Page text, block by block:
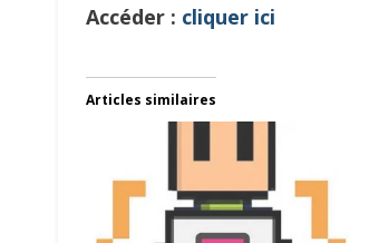
Accéder : cliquer ici
Articles similaires